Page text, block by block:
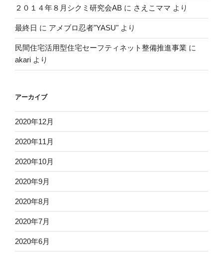
２０１４年８月シクミ研究会AB に さえこママ より
最終日 に アメブロ忍者"YASU" より
民間住宅活用型住宅セーフティネット整備推進事業 に
akari より
アーカイブ
2020年12月
2020年11月
2020年10月
2020年9月
2020年8月
2020年7月
2020年6月